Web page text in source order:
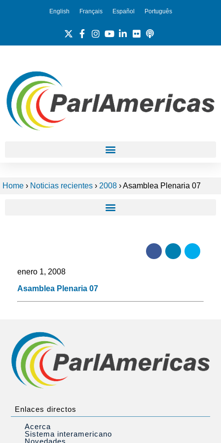
English Français Español Português
Home › Noticias recientes › 2008 ›Asamblea Plenaria 07
enero 1, 2008
Asamblea Plenaria 07
Enlaces directos
Acerca
Sistema interamericano
Novedades